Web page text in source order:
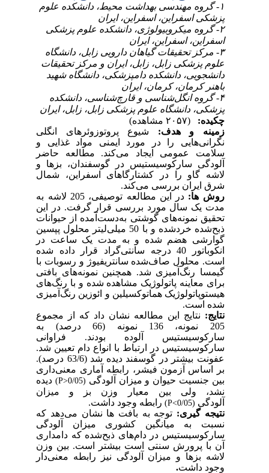
۱- گروه مهندسی بهداشت محیط، دانشکده علوم
پزشکی اسفراین، اسفراین، ایران
۲- گروه میکروبیولوژی، دانشکده علوم پزشکی
اسفراین، اسفراین، ایران
۳- مرکز تحقیقات گیاهان دارویی زابل، دانشگاه
علوم پزشکی زابل، زابل، ایران و مرکز تحقیقات
دانشجویی، دانشکده دامپزشکی، دانشگاه شهید
باهنر کرمان، کرمان، ایران
۴- گروه انگل‌شناسی و قارچ‌شناسی، دانشکده
پزشکی، دانشگاه علوم پزشکی زابل، زابل، ایران
(۲۰۵۷ مشاهده)
زمینه و هدف:
شیوع پروتوزوئرهای انگلی
نگرانی‌هایی را در مورد ایمنی مواد غذایی و
سلامت عمومی ایجاد می‌کند. مطالعه حاضر
آلودگی سارکوسیستیس در گوسفندان، بزها و
لاشه گاو را در کشتارگاهای اسفراین، شمال
شرق ایران بررسی می‌کند.
روش­ ها:
در این مطالعه توصیفی، 205 لاشه به
مدت یک سال مورد بررسی قرار گرفت. در این
تحقیق نمونه‌های گوشتی به‌دست‌آمده از حیوانات
ذبح‌شده خردشده و با 50 میلی‌لیتر محلول پپسین
گوارشی هضم شده و به مدت یک ساعت در
انکوباتور 40 درجه سانتی
گراد قرار داده‌ شده
است. محلول صاف‌شده سانتریفیوژ و رسوبات با
رنگ‌آمیزی شد. همچنین نمونه‌های بافتی
برای معاینه پاتولوژیک مشاهده ‌شده و با رنگ‌های
هیستوپاتولوژیک هماتوکسیلین و ائوزین رنگ‌آمیزی
شده است.
نتایج این مطالعه نشان داد که از مجموع
205 نمونه، 136 نمونه (66 درصد) به
سارکوسیستیس آلوده بودند. فراوانی
سارکوسیستیس در ارتباط با انواع دام تعیین شد.
عفونت بیشتر در گوسفند دیده شد(63/6 درصد).
بر اساس آزمون فیشر، رابطه آماری معنی‌داری
بین جنسیت حیوان و میزان آلودگی
0/05<
P
) دیده
ولی بین معیار وزن بز و میزان
0/05>
P
) رابطه وجود داشت.
نتیجه­ گیری: توجه به بافت­ ها نشان می‌دهد که
نسبت به میانگین کشوری میزان آلودگی
سارکوسیستیس در دام‌های ذبح‌شده که دامداری
آن با پرورش سنتی است بیشتر است. بین وزن
لاشه بزها و میزان آلودگی نیز رابطه معنی‌دار
وجود داشت.